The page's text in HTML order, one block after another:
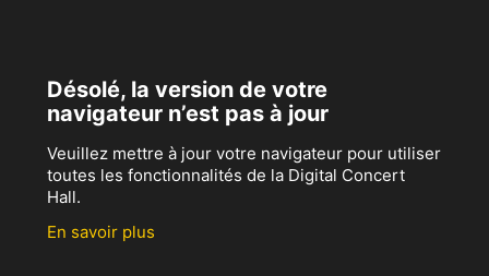
Désolé, la version de votre
navigateur n’est pas à jour
Veuillez mettre à jour votre navigateur pour utiliser
toutes les fonctionnalités de la Digital Concert
Hall.
En savoir plus